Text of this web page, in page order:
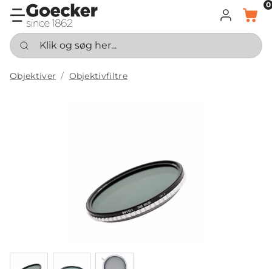
LOG INDKURV
0
Klik og søg her...
Objektiver Objektivfiltre